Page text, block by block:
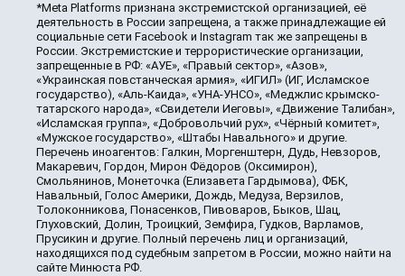
*Meta Platforms признана экстремистской организацией, её
деятельность в России запрещена, а также принадлежащие ей
социальные сети Facebook и Instagram так же запрещены в
России. Экстремистские и террористические организации,
запрещенные в РФ: «АУЕ», «Правый сектор», «Азов»,
«Украинская повстанческая армия», «ИГИЛ» (ИГ, Исламское
государство), «Аль-Каида», «УНА-УНСО», «Меджлис крымско-
татарского народа», «Свидетели Иеговы», «Движение Талибан»,
«Исламская группа», «Добровольчий рух», «Чёрный комитет»,
«Мужское государство», «Штабы Навального» и другие.
Перечень иноагентов: Галкин, Моргенштерн, Дудь, Невзоров,
Макаревич, Гордон, Мирон Фёдоров (Оксимирон),
Смольянинов, Монеточка (Елизавета Гардымова), ФБК,
Навальный, Голос Америки, Дождь, Медуза, Верзилов,
Толоконникова, Понасенков, Пивоваров, Быков, Шац,
Глуховский, Долин, Троицкий, Земфира, Гудков, Варламов,
Прусикин и другие. Полный перечень лиц и организаций,
находящихся под судебным запретом в России, можно найти на
сайте Минюста РФ.